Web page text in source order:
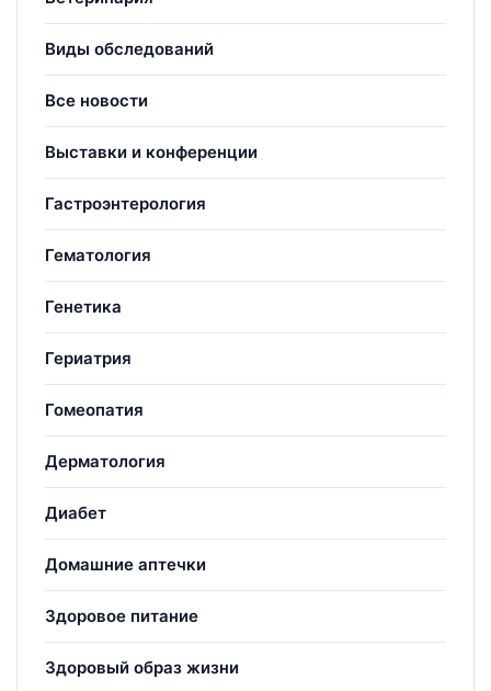
Виды обследований
Все новости
Выставки и конференции
Гастроэнтерология
Гематология
Генетика
Гериатрия
Гомеопатия
Дерматология
Диабет
Домашние аптечки
Здоровое питание
Здоровый образ жизни